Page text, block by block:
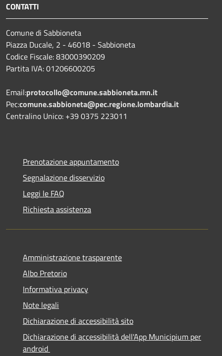
CONTATTI
Comune di Sabbioneta
Piazza Ducale, 2 - 46018 - Sabbioneta
Codice Fiscale: 83000390209
Partita IVA: 01206600205
Email:protocollo@comune.sabbioneta.mn.it
Pec:comune.sabbioneta@pec.regione.lombardia.it
Centralino Unico: +39 0375 223011
Prenotazione appuntamento
Segnalazione disservizio
Leggi le FAQ
Richiesta assistenza
Amministrazione trasparente
Albo Pretorio
Informativa privacy
Note legali
Dichiarazione di accessibilità sito
Dichiarazione di accessibilità dell'App Municipium per
android